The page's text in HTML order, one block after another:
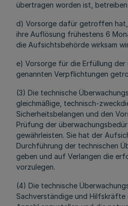
übertragen worden ist, betreiben,
d) Vorsorge dafür getroffen hat,
ihre Auflösung frühestens 6
die Aufsichtsbehörde wirksam
e) Vorsorge für die Erfüllung der
genannten Verpflichtungen
(3) Die technische
gleichmäßige, technisch-
Sicherheitsbelangen und den
Prüfung der
gewährleisten. Sie hat der
Durchführung der technischen
geben und auf Verlangen die
vorzulegen.
(4) Die technische
Sachverständige und Hilfskräfte